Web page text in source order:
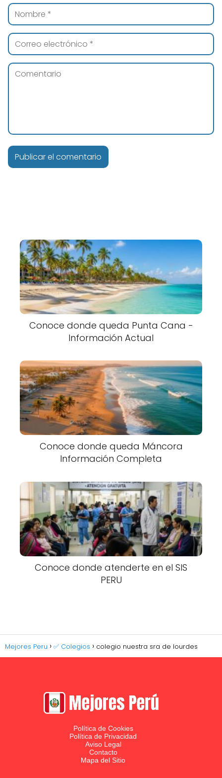
Conoce donde queda Punta Cana -
Información Actual
Conoce donde queda Máncora
Información Completa
Conoce donde atenderte en el SIS
PERU
Mejores Peru ✅ Colegios colegio nuestra sra de lourdes
Política de Cookies
Política de Privacidad
Aviso Legal
Contacto
Mapa del Sitio